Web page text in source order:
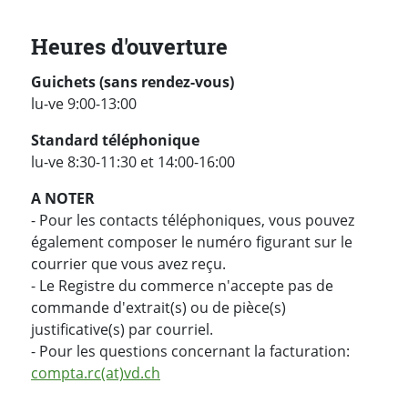
Heures d'ouverture
Guichets (sans rendez-vous)
lu-ve 9:00-13:00
Standard téléphonique
lu-ve 8:30-11:30 et 14:00-16:00
A NOTER
- Pour les contacts téléphoniques, vous pouvez
également composer le numéro figurant sur le
courrier que vous avez reçu.
- Le Registre du commerce n'accepte pas de
commande d'extrait(s) ou de pièce(s)
justificative(s) par courriel.
- Pour les questions concernant la facturation:
compta.rc(at)vd.ch